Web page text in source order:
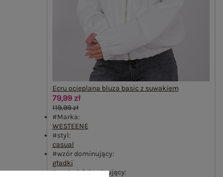
Ecru ocieplana bluza basic z suwakiem
79,99 zł
119,99 zł
#Marka:
WESTEENE
#styl:
casual
#wzór dominujący:
gładki
#materiał dominujący: